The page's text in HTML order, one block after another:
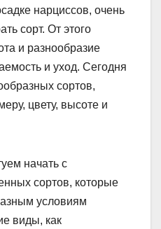
нарциссов, очень
сорт. От этого
и разнообразие
и уход. Сегодня
сортов,
цвету, высоте и
начать с
сортов, которые
условиям
виды, как